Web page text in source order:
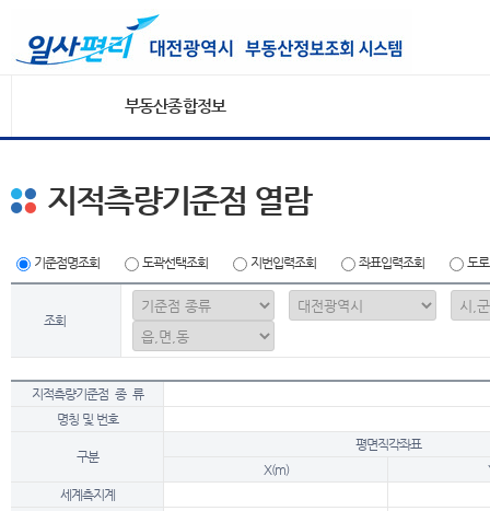
부동산종합정보
지적측량기준점 열람
기준점명조회 도곽선택조회 지번입력조회 좌표입력조회 도
조회
지적측량기준점 종 류
명칭 및 번호
구분
평면직각좌표
X(m)
세계측지계